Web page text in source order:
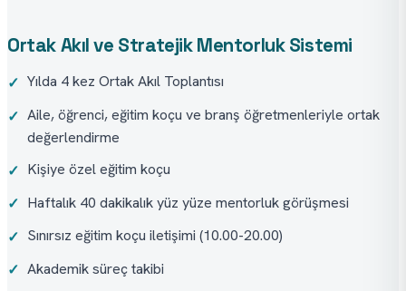
Ortak Akıl ve Stratejik Mentorluk Sistemi
✓ Yılda 4 kez Ortak Akıl Toplantısı
✓ Aile, öğrenci, eğitim koçu ve branş öğretmenleriyle ortak
değerlendirme
✓ Kişiye özel eğitim koçu
✓ Haftalık 40 dakikalık yüz yüze mentorluk görüşmesi
✓ Sınırsız eğitim koçu iletişimi (10.00-20.00)
✓ Akademik süreç takibi